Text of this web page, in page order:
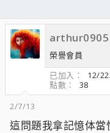
arthur0905
榮譽會員
已加入
12/
點數
38
2/7/13
這問題我拿記憶体當